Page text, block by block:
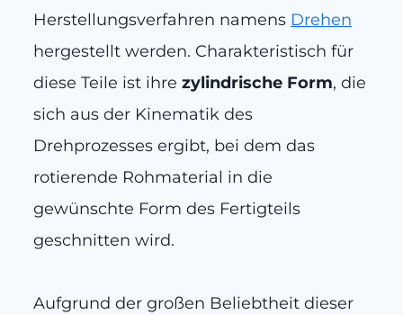
Herstellungsverfahren namens Drehen
hergestellt werden. Charakteristisch für
diese Teile ist ihre zylindrische Form, die
sich aus der Kinematik des
Drehprozesses ergibt, bei dem das
rotierende Rohmaterial in die
gewünschte Form des Fertigteils
geschnitten wird.
Aufgrund der großen Beliebtheit dieser